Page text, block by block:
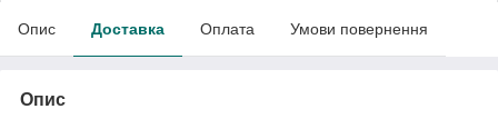
Опис Доставка Оплата Умови повернення
Опис